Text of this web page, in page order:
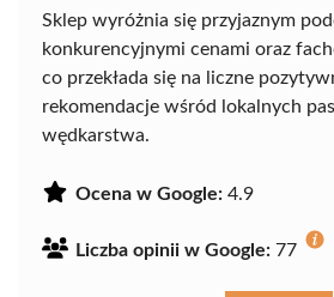
Sklep wyróżnia się przyjaznym
konkurencyjnymi cenami oraz
co przekłada się na liczne
rekomendacje wśród lokalnych
wędkarstwa.
Ocena w Google: 4.9
Liczba opinii w Google: 77